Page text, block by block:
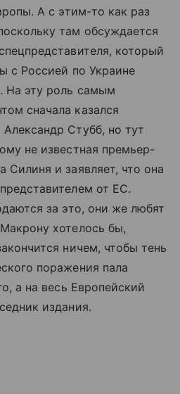
А с этим-то как раз
там обсуждается
который
с Россией по Украине
На эту роль самым
сначала казался
Стубб, но тут
не известная премьер-
Силиня и заявляет, что она
от ЕС.
за это, они же любят
хотелось бы,
ничем, чтобы тень
поражения пала
а на весь Европейский
издания.